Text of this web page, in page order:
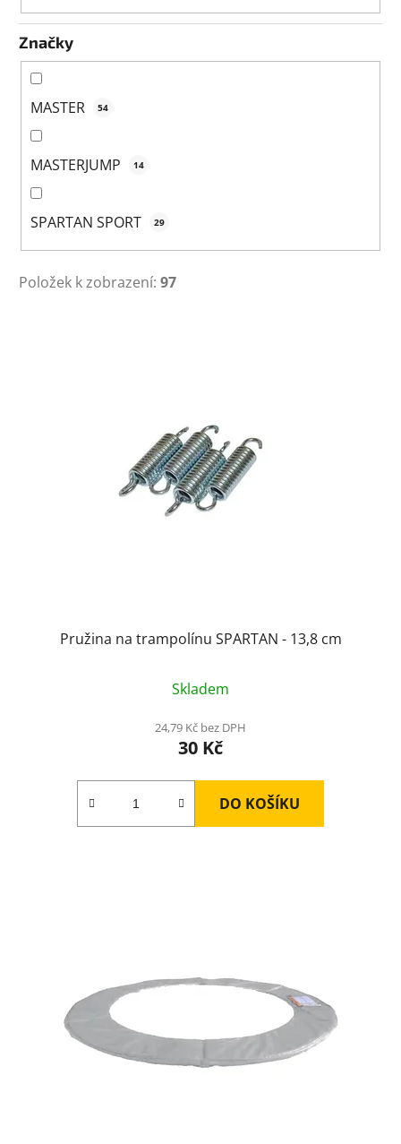
Značky
MASTER 54
MASTERJUMP 14
SPARTAN SPORT 29
Položek k zobrazení: 97
Pružina na trampolínu SPARTAN - 13,8 cm
Skladem
24,79 Kč bez DPH
30 Kč
DO KOŠÍKU